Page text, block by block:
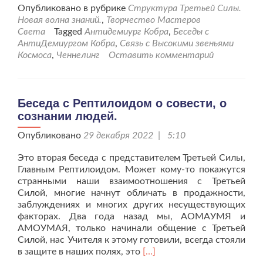
проАнтиДемиург
Кобра
о
совести
человеческой.
Опубликовано в рубрике Структура Третьей Силы.
Новая волна знаний., Творчество Мастеров
Света
TaggedАнтидемиург Кобра, Беседы с
АнтиДемиургом Кобра, Связь с Высокими звеньями
Космоса, Ченнелинг Оставить комментарий
Беседа с Рептилоидом о совести, о
сознании людей.
Опубликовано 29 декабря 2022 | 5:10
Это вторая беседа с представителем Третьей Силы,
Главным Рептилоидом. Может кому-то покажутся
странными наши взаимоотношения с Третьей
Силой, многие начнут обличать в продажности,
заблуждениях и многих других несуществующих
факторах. Два года назад мы, АОМАУМЯ и
АМОУМАЯ, только начинали общение с Третьей
Силой, нас Учителя к этому готовили, всегда стояли
в защите в наших полях, это Читать
[…]